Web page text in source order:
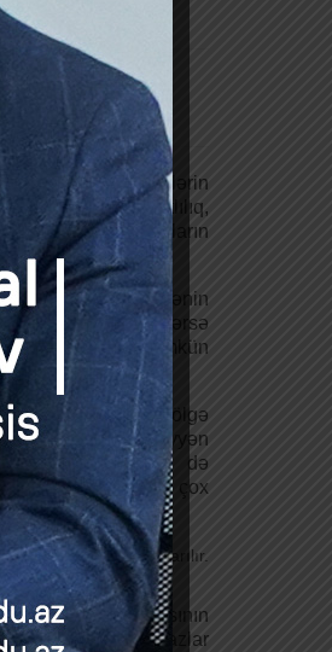
həm bələdiyyələrin
fikrincə, hesabatlılıq,
bilməlidirlər ki, onların
edənlər bu məsələnin
istifadə edilərsə
saxlamaq mümkün
Bildirib ki, “kölgə
əvvəlcədən müəyyən
xüsusilə də
yol verilməsi çox
vasitəsilə aparılır.
daşıyır”.
uçotun aparılmasının
güzəşt və imtiyazlar